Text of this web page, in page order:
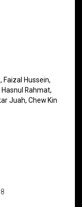
Faizal Hussein,
Rahmat,
Juah, Chew Kin